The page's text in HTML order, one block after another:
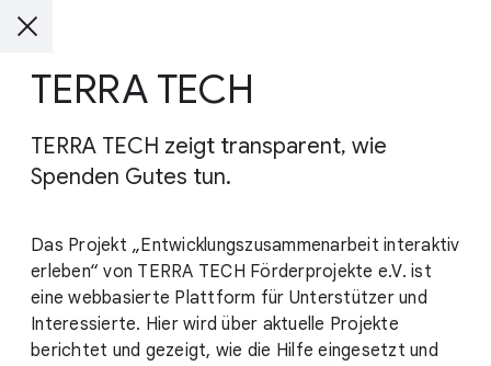
TERRA TECH
TERRA TECH zeigt transparent, wie
Spenden Gutes tun.
Das Projekt „Entwicklungszusammenarbeit interaktiv
erleben“ von TERRA TECH Förderprojekte e.V. ist
eine webbasierte Plattform für Unterstützer und
Interessierte. Hier wird über aktuelle Projekte
berichtet und gezeigt, wie die Hilfe eingesetzt und